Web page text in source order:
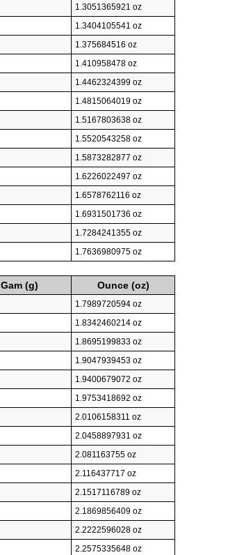
1.3051365921 oz
1.3404105541 oz
1.375684516 oz
1.410958478 oz
1.4462324399 oz
1.4815064019 oz
1.5167803638 oz
1.5520543258 oz
1.5873282877 oz
1.6226022497 oz
1.6578762116 oz
1.6931501736 oz
1.7284241355 oz
1.7636980975 oz
Gam (g)
Ounce (oz)
1.7989720594 oz
1.8342460214 oz
1.8695199833 oz
1.9047939453 oz
1.9400679072 oz
1.9753418692 oz
2.0106158311 oz
2.0458897931 oz
2.081163755 oz
2.116437717 oz
2.1517116789 oz
2.1869856409 oz
2.2222596028 oz
2.2575335648 oz